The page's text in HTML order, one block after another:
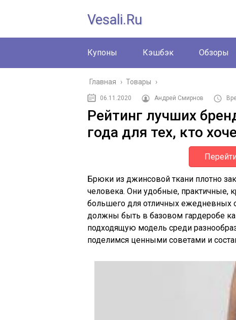
Vesali.ru
Купоны Кэшбэк Обзоры
Главная › Товары ›
06.11.2020 Андрей Смирнов
Рейтинг лучших
года для тех, кто
Брюки из джинсовой ткани плотно
человека. Они удобные, практичные,
большего для отличных ежедневных
должны быть в базовом гардеробе
подходящую модель среди
поделимся ценными советами и